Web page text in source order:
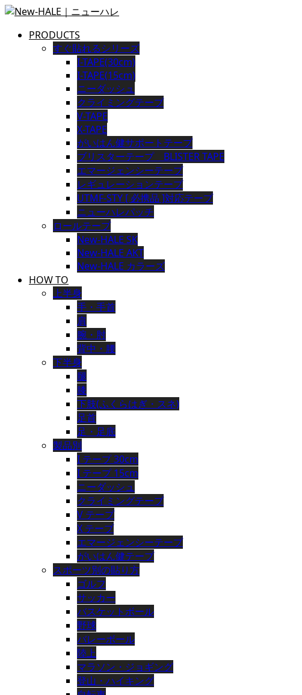
PRODUCTS
すぐ貼れるシリーズ
I-TAPE(30cm)
I-TAPE(15cm)
ニーダッシュ
クライミングテープ
V-TAPE
X-TAPE
がいはん健サポートテープ
ブリスターテープ BLISTER TAPE
エマージェンシーテープ
レギュレーションテープ
UTMF-STY [ 必携品 ]対応テープ
ニューハレパッチ
ロールテープ
New-HALE SK
New-HALE AKT
New-HALE カラーズ
HOW TO
上半身
手・手首
肩
腕・肘
背中・腰
下半身
腿
膝
下肢(ふくらはぎ・スネ)
足首
足・足底
製品別
I テープ 30cm
I テープ 15cm
ニーダッシュ
クライミングテープ
V テープ
X テープ
エマージェンシーテープ
がいはん健テープ
スポーツ別の貼り方
ゴルフ
サッカー
バスケットボール
野球
バレーボール
陸上
マラソン・ジョギング
登山・ハイキング